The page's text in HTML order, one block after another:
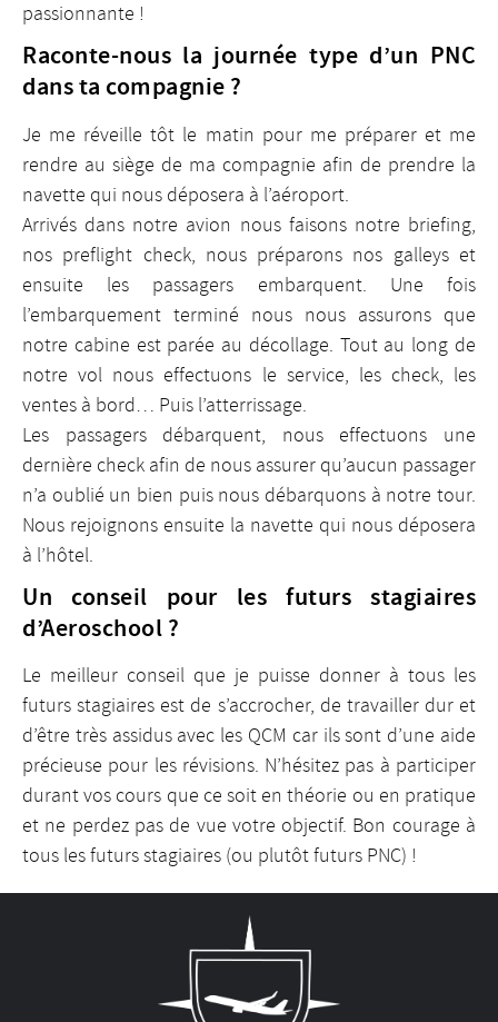
passionnante !
Raconte-nous la journée type d’un PNC
dans ta compagnie ?
Je me réveille tôt le matin pour me préparer et me
rendre au siège de ma compagnie afin de prendre la
navette qui nous déposera à l’aéroport.
Arrivés dans notre avion nous faisons notre briefing,
nos preflight check, nous préparons nos galleys et
ensuite les passagers embarquent. Une fois
l’embarquement terminé nous nous assurons que
notre cabine est parée au décollage. Tout au long de
notre vol nous effectuons le service, les check, les
ventes à bord… Puis l’atterrissage.
Les passagers débarquent, nous effectuons une
dernière check afin de nous assurer qu’aucun passager
n’a oublié un bien puis nous débarquons à notre tour.
Nous rejoignons ensuite la navette qui nous déposera
à l’hôtel.
Un conseil pour les futurs stagiaires
d’Aeroschool ?
Le meilleur conseil que je puisse donner à tous les
futurs stagiaires est de s’accrocher, de travailler dur et
d’être très assidus avec les QCM car ils sont d’une aide
précieuse pour les révisions. N’hésitez pas à participer
durant vos cours que ce soit en théorie ou en pratique
et ne perdez pas de vue votre objectif. Bon courage à
tous les futurs stagiaires (ou plutôt futurs PNC) !